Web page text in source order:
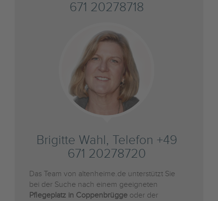
671 20278718
Brigitte Wahl, Telefon +49
671 20278720
Das Team von altenheime.de unterstützt Sie
bei der Suche nach einem geeigneten
Pflegeplatz in Coppenbrügge oder der